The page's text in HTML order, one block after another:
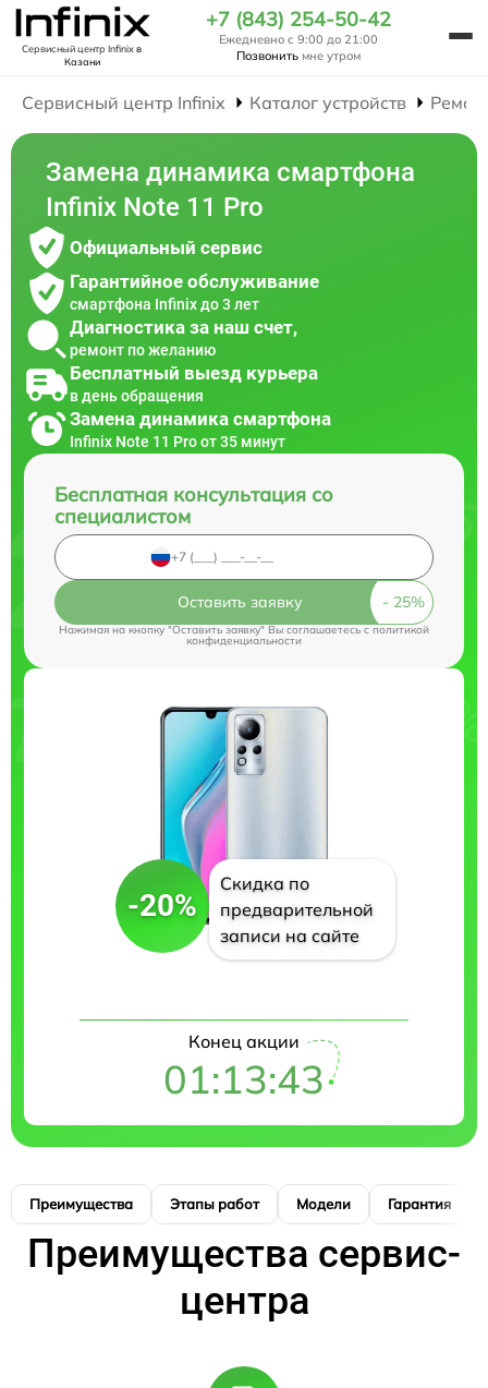
Сервисный центр Infinixв
Казани
+7 (843) 254-50-42
Ежедневно с 9:00 до 21:00
Позвонить мне утром
Сервисный центр Infinix Каталог устройств
Замена динамика смартфона
Infinix Note 11 Pro
Официальный сервис
Гарантийное обслуживание
смартфона Infinix до 3 лет
Диагностика за наш счет,
ремонт по желанию
Бесплатный выезд курьера
в день обращения
Замена динамика смартфона
Infinix Note 11 Pro от 35 минут
Бесплатная консультация со
специалистом
Оставить заявку
Нажимая на кнопку "Оставить заявку" Вы соглашаетесь cполитикой
конфиденциальности
-20%
Скидка по
предварительной
записи на сайте
Конец акции
01:13:42
Преимущества Этапы работ Модели Гарантия
Преимущества сервис-
центра